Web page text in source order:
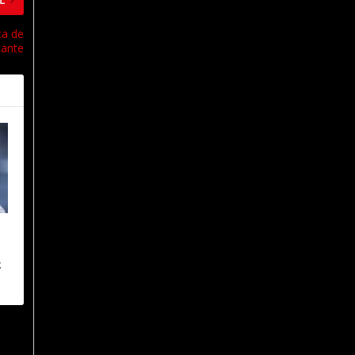
de